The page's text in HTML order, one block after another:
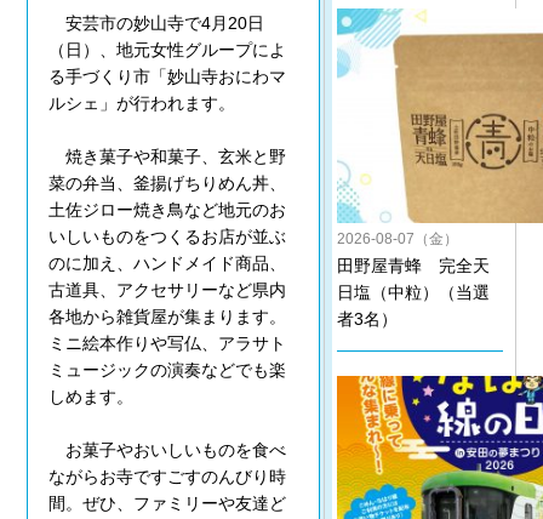
安芸市の妙山寺で4月20日
（日）、地元女性グループによ
る手づくり市「妙山寺おにわマ
ルシェ」が行われます。
焼き菓子や和菓子、玄米と野
菜の弁当、釜揚げちりめん丼、
土佐ジロー焼き鳥など地元のお
いしいものをつくるお店が並ぶ
のに加え、ハンドメイド商品、
古道具、アクセサリーなど県内
各地から雑貨屋が集まります。
ミニ絵本作りや写仏、アラサト
ミュージックの演奏などでも楽
しめます。
お菓子やおいしいものを食べ
ながらお寺ですごすのんびり時
間。ぜひ、ファミリーや友達ど
2026-08-07（金）
田野屋青蜂 完全天
日塩（中粒）（当選
者3名）